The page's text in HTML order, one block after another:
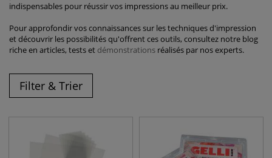
indispensables pour réussir vos impressions au meilleur prix.
Pour approfondir vos connaissances sur les techniques d'impression
et découvrir les possibilités qu'offrent ces outils, consultez notre blog
riche en articles, tests et démonstrations réalisés par nos experts.
Filter & Trier